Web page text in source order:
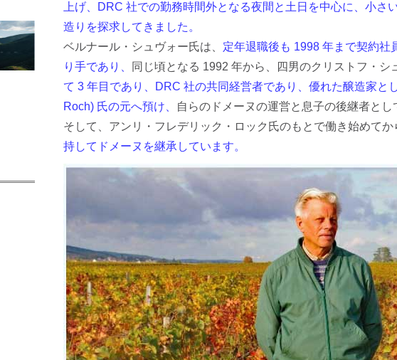
上げ、DRC 社での勤務時間外となる夜間と土日を中心に、小
造りを探求してきました。
ベルナール・シュヴォー氏は、 定年退職後も 1998 年まで契約
り手であり、
同じ頃となる 1992 年から、四男のクリストフ・シ
て 3 年目であり、DRC 社の共同経営者であり、優れた醸造家
Roch) 氏の元へ預け、
自らのドメーヌの運営と息子の後継者とし
そして、アンリ・フレデリック・ロック氏のもとで働き始めてか
持してドメーヌを継承しています。